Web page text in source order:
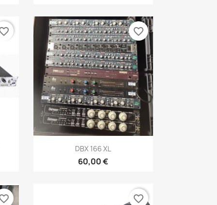
Aperçu rapide
DBX 166 XL
60,00 €
favorite_border
favorite_border